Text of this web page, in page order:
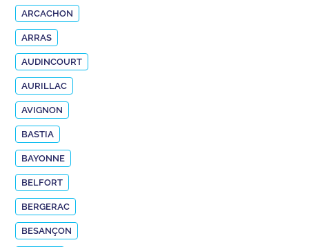
ARCACHON
ARRAS
AUDINCOURT
AURILLAC
AVIGNON
BASTIA
BAYONNE
BELFORT
BERGERAC
BESANÇON